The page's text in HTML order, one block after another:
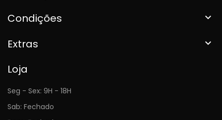
Condições 
Extras 
Loja
Seg - Sex: 9H - 18H
Sab: Fechado